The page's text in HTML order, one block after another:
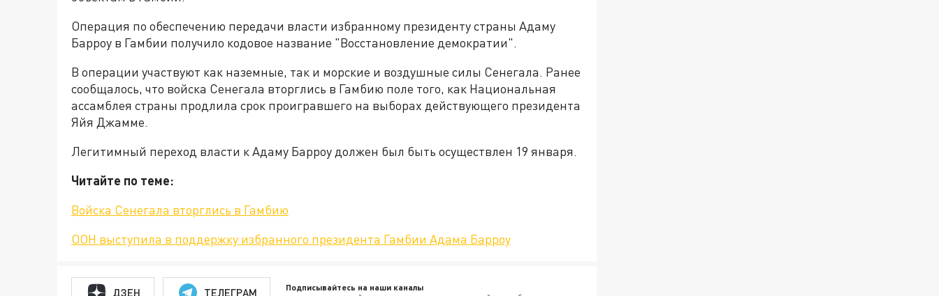
Операция по обеспечению передачи власти избранному президенту страны Адаму
Барроу в Гамбии получило кодовое название "Восстановление демократии".
В операции участвуют как наземные, так и морские и воздушные силы Сенегала. Ранее
сообщалось, что войска Сенегала вторглись в Гамбию поле того, как Национальная
ассамблея страны продлила срок проигравшего на выборах действующего президента
Яйя Джамме.
Легитимный переход власти к Адаму Барроу должен был быть осуществлен 19 января.
Читайте по теме:
Войска Сенегала вторглись в Гамбию
ООН выступила в поддержку избранного президента Гамбии Адама Барроу
ДЗЕН ТЕЛЕГРАМ Подписывайтесь на наши каналы